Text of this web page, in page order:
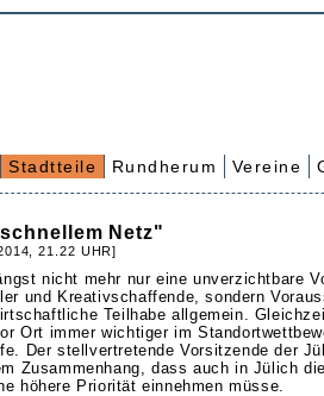
Stadtteile Rundherum Vereine
Netz"
21.22 UHR]
nicht mehr nur eine unverzichtbare
und Kreativschaffende, sondern
Teilhabe allgemein.
Ort immer wichtiger im
Der stellvertretende Vorsitzende der
Zusammenhang, dass auch in Jülich
höhere Priorität einnehmen müsse.